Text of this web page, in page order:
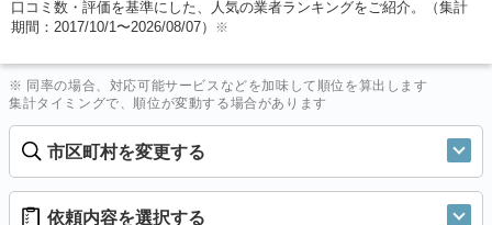
口コミ数・評価を基準にした、人気の業者ランキングをご紹介。（集計
期間：2017/10/1〜2026/08/07） ※
※ 同率の場合、対応可能サービスなどを加味して順位を算出します
集計タイミングで、順位が変動する場合があります
市区町村を変更する
依頼内容を選択する